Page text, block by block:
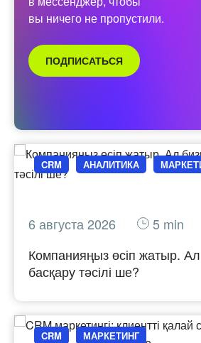
вы ничего не пропустили.
ПОДПИСАТЬСЯ
CRM АНАЛИТИКА
6 августа 2026
5 min
Компанияңыз өсіп жатыр. Ал
басқару тәсілі ше?
CRM МАРКЕТИНГ